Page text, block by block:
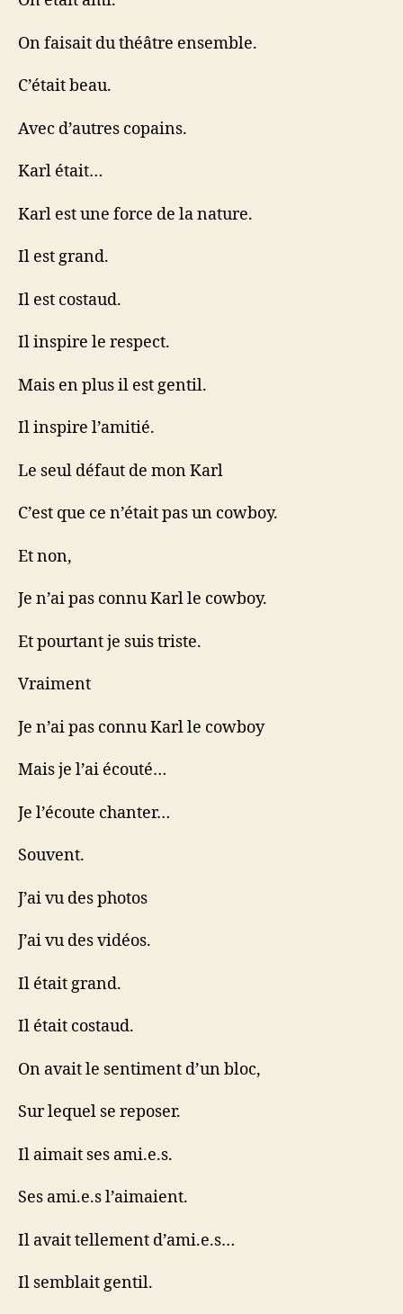
On faisait du théâtre ensemble.
C’était beau.
Avec d’autres copains.
Karl était…
Karl est une force de la nature.
Il est grand.
Il est costaud.
Il inspire le respect.
Mais en plus il est gentil.
Il inspire l’amitié.
Le seul défaut de mon Karl
C’est que ce n’était pas un cowboy.
Et non,
Je n’ai pas connu Karl le cowboy.
Et pourtant je suis triste.
Vraiment
Je n’ai pas connu Karl le cowboy
Mais je l’ai écouté…
Je l’écoute chanter…
Souvent.
J’ai vu des photos
J’ai vu des vidéos.
Il était grand.
Il était costaud.
On avait le sentiment d’un bloc,
Sur lequel se reposer.
Il aimait ses ami.e.s.
Ses ami.e.s l’aimaient.
Il avait tellement d’ami.e.s…
Il semblait gentil.